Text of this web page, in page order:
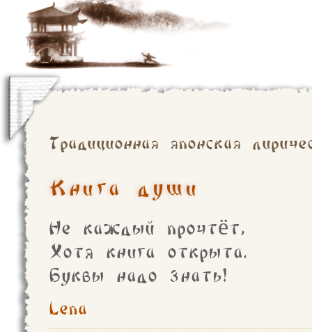
Традиционная японская
Книга души
Не каждый прочтёт,
Хотя книга открыта.
Буквы надо знать!
Lena